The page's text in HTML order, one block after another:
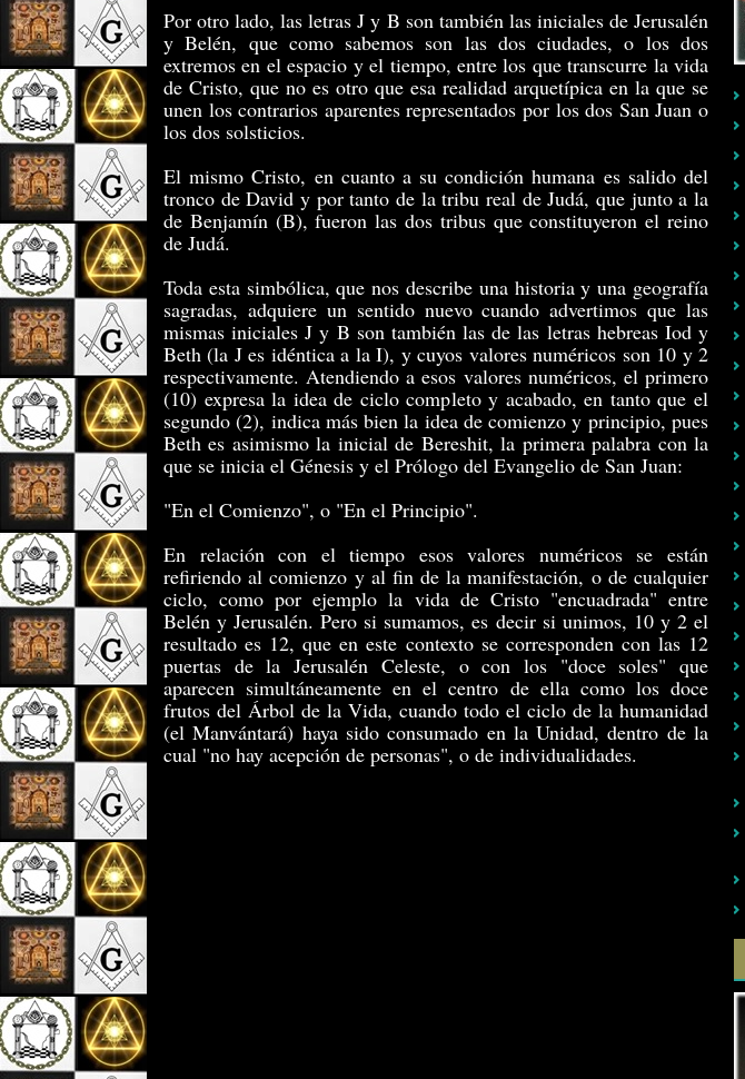
Por otro lado, las letras J y B son también las iniciales de Jerusalén
y Belén, que como sabemos son las dos ciudades, o los dos
extremos en el espacio y el tiempo, entre los que transcurre la vida
de Cristo, que no es otro que esa realidad arquetípica en la que se
unen los contrarios aparentes representados por los dos San Juan o
los dos solsticios.
El mismo Cristo, en cuanto a su condición humana es salido del
tronco de David y por tanto de la tribu real de Judá, que junto a la
de Benjamín (B), fueron las dos tribus que constituyeron el reino
de Judá.
Toda esta simbólica, que nos describe una historia y una geogra­fía
sagradas, adquiere un sentido nuevo cuando advertimos que las
mismas iniciales J y B son también las de las letras hebreas Iod y
Beth (la J es idéntica a la I), y cuyos valores numéricos son 10 y 2
respectivamente. Atendiendo a esos valores numéricos, el primero
(10) expresa la idea de ciclo completo y acabado, en tanto que el
se­gundo (2), indica más bien la idea de comienzo y principio, pues
Beth es asimismo la inicial de Bereshit, la primera palabra con la
que se inicia el Génesis y el Prólogo del Evangelio de San Juan:
"En el Co­mienzo", o "En el Principio".
En relación con el tiempo esos valores numéricos se están
refiriendo al comienzo y al fin de la manifesta­ción, o de cualquier
ciclo, como por ejemplo la vida de Cristo "encuadrada" entre
Belén y Jerusalén. Pero si sumamos, es decir si unimos, 10 y 2 el
resultado es 12, que en este contexto se correspon­den con las 12
puertas de la Jerusalén Celeste, o con los "doce soles" que
aparecen simultáneamente en el centro de ella como los doce
frutos del Árbol de la Vida, cuando todo el ciclo de la humanidad
(el Manvántará) haya sido consumado en la Unidad, dentro de la
cual "no hay acepción de personas", o de individualidades.